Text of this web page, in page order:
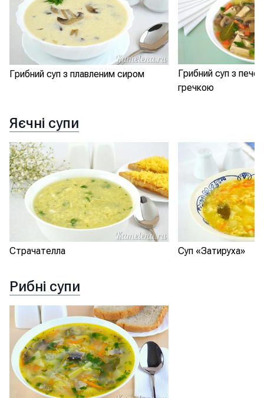
Грибний суп з плавленим сиром
Грибний суп з
гречкою
Яєчні супи
Страчателла Суп «Затируха»
Рибні супи